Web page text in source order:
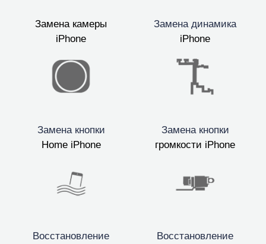
Замена камеры
iPhone
Замена динамика
iPhone
Замена кнопки
Home iPhone
Замена кнопки
громкости iPhone
Восстановление
Восстановление